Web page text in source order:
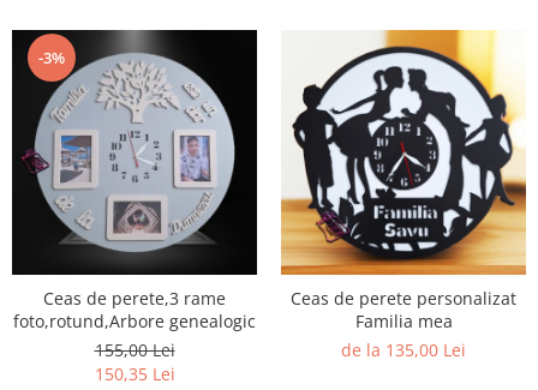
-3%
Ceas de perete,3 rame
foto,rotund,Arbore genealogic
155,00 Lei
150,35 Lei
Ceas de perete personalizat
Familia mea
de la 135,00 Lei